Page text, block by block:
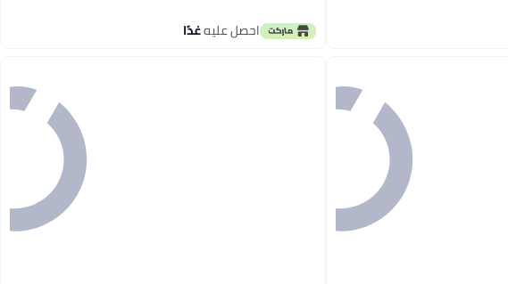
احصل عليهغدًا